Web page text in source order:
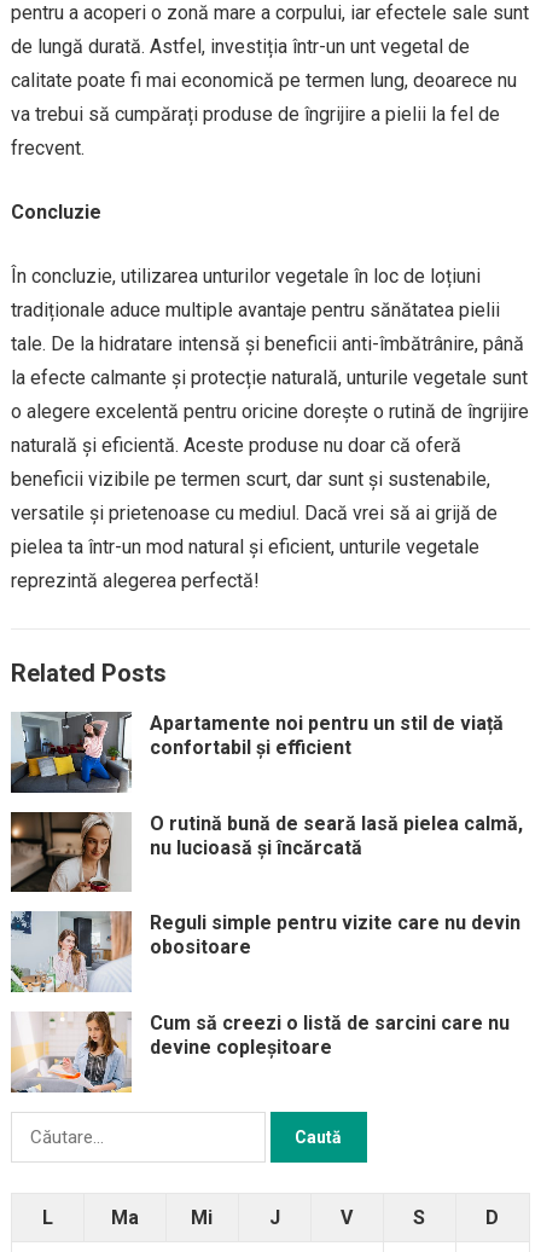
pentru a acoperi o zonă mare a corpului, iar efectele sale sunt
de lungă durată. Astfel, investiția într-un unt vegetal de
calitate poate fi mai economică pe termen lung, deoarece nu
va trebui să cumpărați produse de îngrijire a pielii la fel de
frecvent.
Concluzie
În concluzie, utilizarea unturilor vegetale în loc de loțiuni
tradiționale aduce multiple avantaje pentru sănătatea pielii
tale. De la hidratare intensă și beneficii anti-îmbătrânire, până
la efecte calmante și protecție naturală, unturile vegetale sunt
o alegere excelentă pentru oricine dorește o rutină de îngrijire
naturală și eficientă. Aceste produse nu doar că oferă
beneficii vizibile pe termen scurt, dar sunt și sustenabile,
versatile și prietenoase cu mediul. Dacă vrei să ai grijă de
pielea ta într-un mod natural și eficient, unturile vegetale
reprezintă alegerea perfectă!
Related Posts
Apartamente noi pentru un stil de viață
confortabil și efficient
O rutină bună de seară lasă pielea calmă,
nu lucioasă și încărcată
Reguli simple pentru vizite care nu devin
obositoare
Cum să creezi o listă de sarcini care nu
devine copleșitoare
L Ma Mi J V S D